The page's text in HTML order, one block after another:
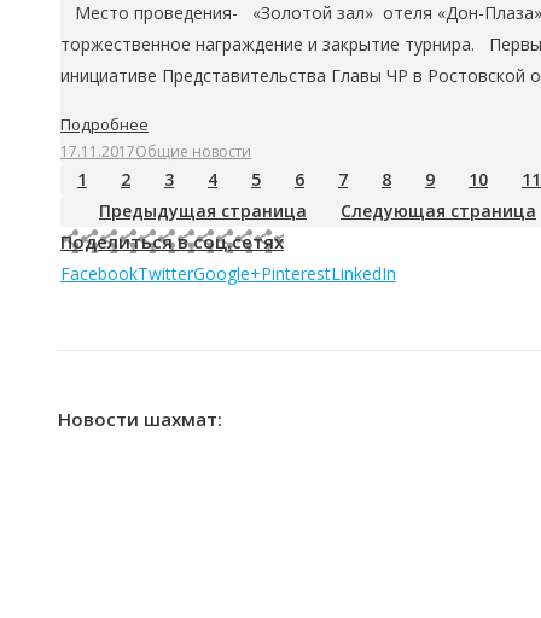
Место проведения- «Золотой зал» отеля «Дон-
торжественное награждение и закрытие турнира.
инициативе Представительства Главы ЧР в
Подробнее
17.11.2017Общие новости
1 2 3 4 5 6 7 8 9 10
11
Предыдущая страница
Следующая страница
Поделиться в соц.сетях
FacebookTwitterGoogle+PinterestLinkedIn
Новости шахмат: